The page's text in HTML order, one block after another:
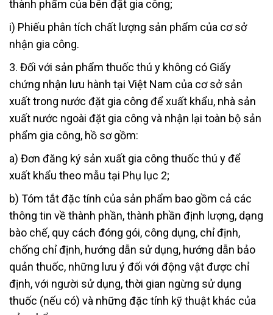
thành phẩm của bên đặt gia công;
i) Phiếu phân tích chất lượng sản phẩm của cơ sở
nhận gia công.
3. Đối với sản phẩm thuốc thú y không có Giấy
chứng nhận lưu hành tại Việt Nam của cơ sở sản
xuất trong nước đặt gia công để xuất khẩu, nhà sản
xuất nước ngoài đặt gia công và nhận lại toàn bộ sản
phẩm gia công, hồ sơ gồm:
a) Đơn đăng ký sản xuất gia công thuốc thú y để
xuất khẩu theo mẫu tại Phụ lục 2;
b) Tóm tắt đặc tính của sản phẩm bao gồm cả các
thông tin về thành phần, thành phần định lượng, dạng
bào chế, quy cách đóng gói, công dụng, chỉ định,
chống chỉ định, hướng dẫn sử dụng, hướng dẫn bảo
quản thuốc, những lưu ý đối với động vật được chỉ
định, với người sử dụng, thời gian ngừng sử dụng
thuốc (nếu có) và những đặc tính kỹ thuật khác của